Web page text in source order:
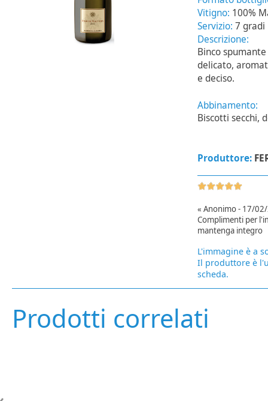
Vitigno: 100%
Servizio: 7 gradi
Descrizione:
Binco
delicato,
e deciso.
Abbinamento:
Biscotti secchi,
Produttore:
« Anonimo - 17/
Complimenti per
mantenga integro
L'immagine è a
Il produttore è
scheda.
Prodotti correlati